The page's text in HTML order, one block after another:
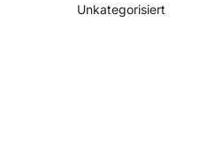
Unkategorisiert